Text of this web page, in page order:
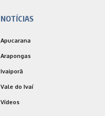
NOTÍCIAS
Apucarana
Arapongas
Ivaiporã
Vale do Ivaí
Vídeos